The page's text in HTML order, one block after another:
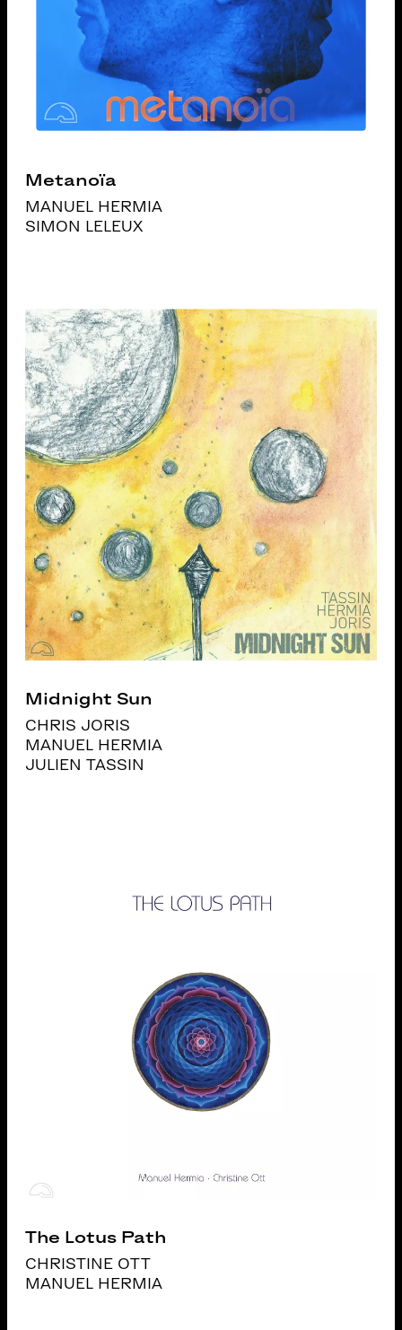
Metanoïa
MANUEL HERMIA
SIMON LELEUX
Midnight Sun
CHRIS JORIS
MANUEL HERMIA
JULIEN TASSIN
The Lotus Path
CHRISTINE OTT
MANUEL HERMIA